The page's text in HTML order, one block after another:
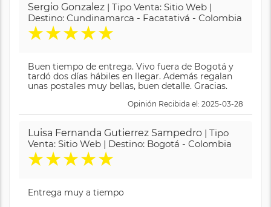
Sergio Gonzalez | Tipo Venta: Sitio Web |
Destino: Cundinamarca - Facatativá - Colombia
★★★★★
Buen tiempo de entrega. Vivo fuera de Bogotá y
tardó dos días hábiles en llegar. Además regalan
unas postales muy bellas, buen detalle. Gracias.
Opinión Recibida el: 2025-03-28
Luisa Fernanda Gutierrez Sampedro | Tipo
Venta: Sitio Web | Destino: Bogotá - Colombia
★★★★★
Entrega muy a tiempo